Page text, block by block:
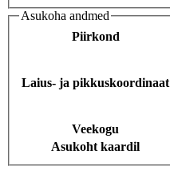
Asukoha andmed
Piirkond
Laius- ja pikkuskoordinaat
Veekogu
Asukoht kaardil